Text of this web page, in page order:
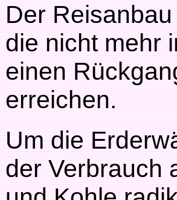
Der
die nicht mehr
einen
erreichen.
Um die
der Verbrauch